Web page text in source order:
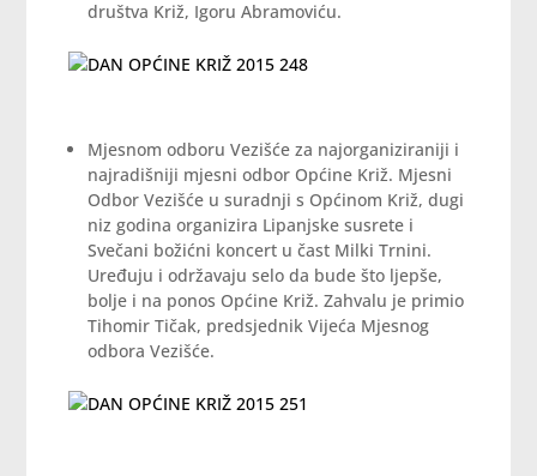
društva Križ, Igoru Abramoviću.
Mjesnom odboru Vezišće za najorganiziraniji i
najradišniji mjesni odbor Općine Križ. Mjesni
Odbor Vezišće u suradnji s Općinom Križ, dugi
niz godina organizira Lipanjske susrete i
Svečani božićni koncert u čast Milki Trnini.
Uređuju i održavaju selo da bude što ljepše,
bolje i na ponos Općine Križ. Zahvalu je primio
Tihomir Tičak, predsjednik Vijeća Mjesnog
odbora Vezišće.